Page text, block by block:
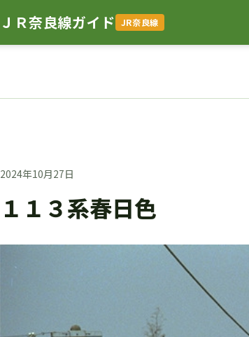
ＪＲ奈良線ガイド JR奈良線
2024年10月27日
１１３系春日色